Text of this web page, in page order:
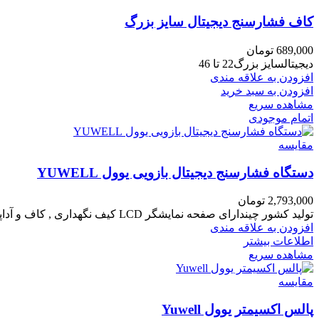
کاف فشارسنج دیجیتال سایز بزرگ
689,000 تومان
دیجیتالسایز بزرگ22 تا 46
افزودن به علاقه مندی
افزودن به سبد خرید
مشاهده سریع
اتمام موجودی
مقایسه
دستگاه فشارسنج دیجیتال بازویی یوول YUWELL
2,793,000 تومان
تولید کشور چیندارای صفحه نمایشگر LCD
کیف نگهداری , کاف و
افزودن به علاقه مندی
اطلاعات بیشتر
مشاهده سریع
مقایسه
پالس اکسیمتر یوول Yuwell